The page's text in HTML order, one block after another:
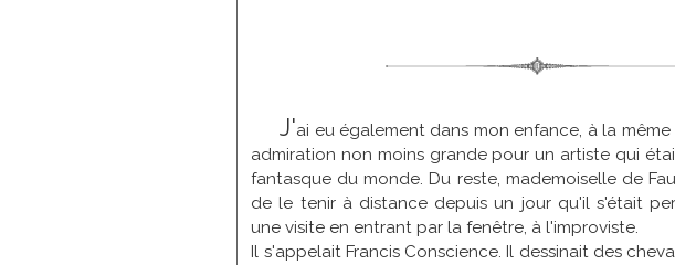
J'ai eu également dans mon enfance, à la
admiration non moins grande pour un artiste qui
fantasque du monde. Du reste, mademoiselle de
de le tenir à distance depuis un jour qu'il s'était
une visite en entrant par la fenêtre, à l'improviste.
Il s'appelait Francis Conscience. Il dessinait des